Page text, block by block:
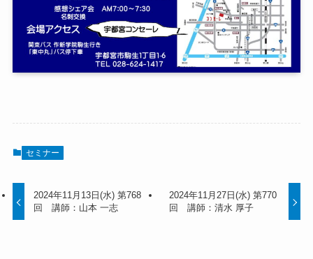
セミナー
2024年11月13日(水) 第768
回 講師：山本 一志
2024年11月27日(水) 第770
回 講師：清水 厚子